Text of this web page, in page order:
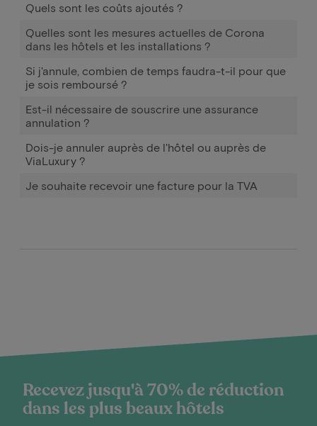
Quels sont les coûts ajoutés ?
Quelles sont les mesures actuelles de Corona
dans les hôtels et les installations ?
Si j'annule, combien de temps faudra-t-il pour que
je sois remboursé ?
Est-il nécessaire de souscrire une assurance
annulation ?
Dois-je annuler auprès de l'hôtel ou auprès de
ViaLuxury ?
Je souhaite recevoir une facture pour la TVA
Recevez jusqu'à 70% de réduction
dans les plus beaux hôtels